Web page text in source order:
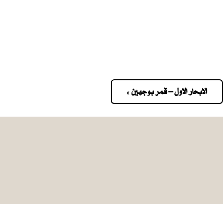
Post
الابحار الاول – قمر بوجهين »